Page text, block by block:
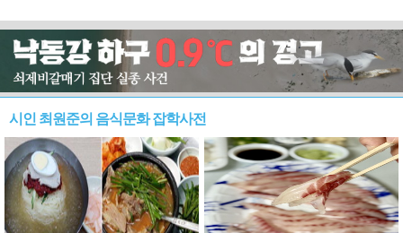
시인 최원준의 음식문화 잡학사전